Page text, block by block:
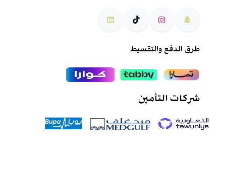
طرق الدفع والتقسيط
شركات التأمين